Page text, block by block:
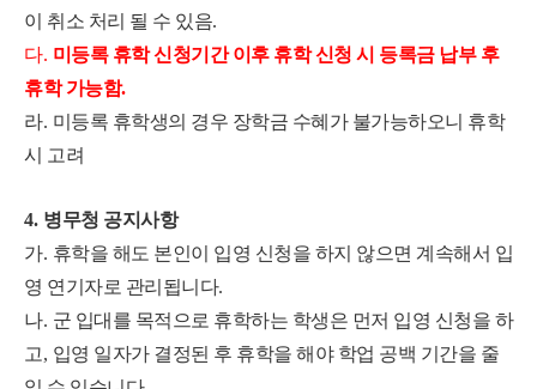
이 취소 처리 될 수 있음.
다. 미등록 휴학 신청기간 이후 휴학 신청 시 등록금 납부 후
휴학 가능함.
라. 미등록 휴학생의 경우 장학금 수혜가 불가능하오니 휴학
시 고려
4. 병무청 공지사항
가. 휴학을 해도 본인이 입영 신청을 하지 않으면 계속해서 입
영 연기자로 관리됩니다.
나. 군 입대를 목적으로 휴학하는 학생은 먼저 입영 신청을 하
고, 입영 일자가 결정된 후 휴학을 해야 학업 공백 기간을 줄